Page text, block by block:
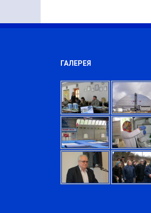
ГАЛЕРЕЯ